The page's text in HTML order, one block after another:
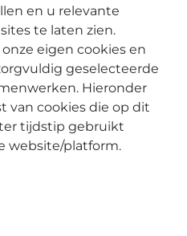
en u relevante
te laten zien.
eigen cookies en
geselecteerde
Hieronder
van cookies die op dit
tijdstip gebruikt
website/platform.